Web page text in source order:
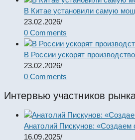
В Китае установили самую
23.02.2026/
0 Comments
В России ускорят
23.02.2026/
0 Comments
Интервью участников
Анатолий Пискунов: «Создаем
16.09.2025/